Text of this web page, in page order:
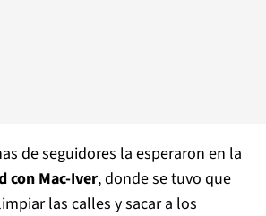
de seguidores la esperaron en la
con Mac-Iver, donde se tuvo que
las calles y sacar a los